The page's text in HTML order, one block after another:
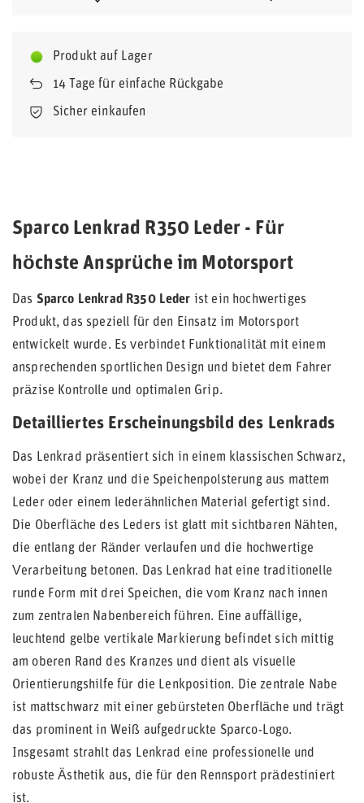
Produkt auf Lager
14 Tage für einfache Rückgabe
Sicher einkaufen
Sparco Lenkrad R350 Leder - Für
höchste Ansprüche im Motorsport
Das Sparco Lenkrad R350 Leder ist ein hochwertiges
Produkt, das speziell für den Einsatz im Motorsport
entwickelt wurde. Es verbindet Funktionalität mit einem
ansprechenden sportlichen Design und bietet dem Fahrer
präzise Kontrolle und optimalen Grip.
Detailliertes Erscheinungsbild des Lenkrads
Das Lenkrad präsentiert sich in einem klassischen Schwarz,
wobei der Kranz und die Speichenpolsterung aus mattem
Leder oder einem lederähnlichen Material gefertigt sind.
Die Oberfläche des Leders ist glatt mit sichtbaren Nähten,
die entlang der Ränder verlaufen und die hochwertige
Verarbeitung betonen. Das Lenkrad hat eine traditionelle
runde Form mit drei Speichen, die vom Kranz nach innen
zum zentralen Nabenbereich führen. Eine auffällige,
leuchtend gelbe vertikale Markierung befindet sich mittig
am oberen Rand des Kranzes und dient als visuelle
Orientierungshilfe für die Lenkposition. Die zentrale Nabe
ist mattschwarz mit einer gebürsteten Oberfläche und trägt
das prominent in Weiß aufgedruckte Sparco-Logo.
Insgesamt strahlt das Lenkrad eine professionelle und
robuste Ästhetik aus, die für den Rennsport prädestiniert
ist.